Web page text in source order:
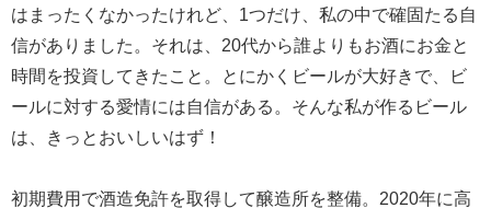
はまったくなかったけれど、1つだけ、私の中で確固たる自
信がありました。それは、20代から誰よりもお酒にお金と
時間を投資してきたこと。とにかくビールが大好きで、ビ
ールに対する愛情には自信がある。そんな私が作るビール
は、きっとおいしいはず！
初期費用で酒造免許を取得して醸造所を整備。2020年に高